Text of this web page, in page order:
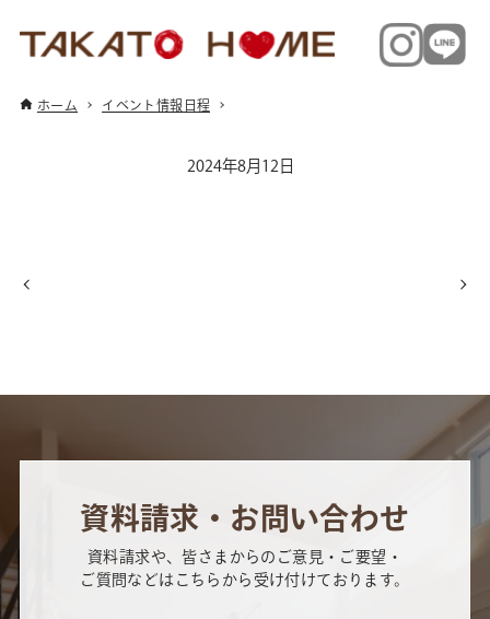
ホーム イベント情報日程
2024年8月12日
資料請求・お問い合わせ
資料請求や、皆さまからのご意見・ご要望・
ご質問などはこちらから受け付けております。